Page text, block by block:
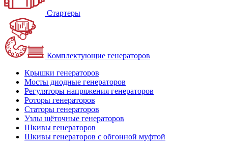
Стартеры
Комплектующие генераторов
Крышки генераторов
Мосты диодные генераторов
Регуляторы напряжения генераторов
Роторы генераторов
Статоры генераторов
Узлы щёточные генераторов
Шкивы генераторов
Шкивы генераторов с обгонной муфтой